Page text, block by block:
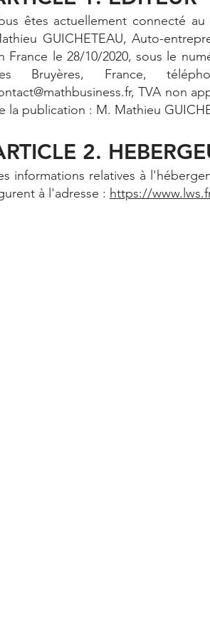
êtes actuellement connecté
GUICHETEAU, Auto-
France le 28/10/2020, sous le
Bruyères, France,
, TVA non
la publication : M. Mathieu
2.
informations relatives à
à l'adresse : https://